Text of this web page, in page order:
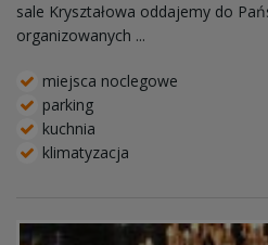
sale Kryształowa oddajemy do
organizowanych ...
miejsca noclegowe
parking
kuchnia
klimatyzacja